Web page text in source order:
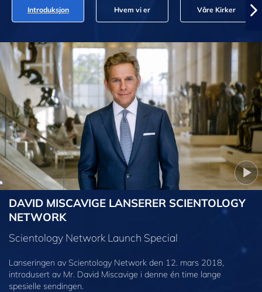
Introduksjon Hvem vi er Våre Kirker
DAVID MISCAVIGE LANSERER SCIENTOLOGY
NETWORK
Scientology Network Launch Special
Lanseringen av Scientology Network den 12. mars 2018,
introdusert av Mr. David Miscavige i denne én time lange
spesielle sendingen.